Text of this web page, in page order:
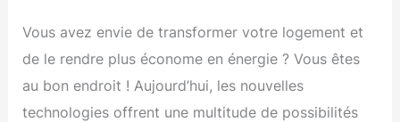
Vous avez envie de transformer votre logement et
de le rendre plus économe en énergie ? Vous êtes
au bon endroit ! Aujourd’hui, les nouvelles
technologies offrent une multitude de possibilités